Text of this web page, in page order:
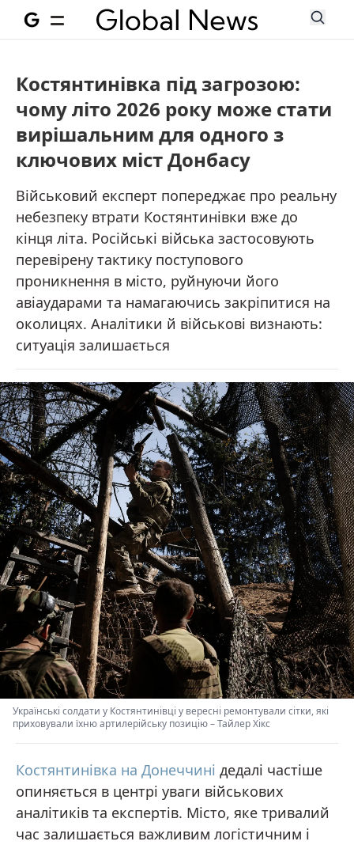
Костянтинівка під загрозою:
чому літо 2026 року може стати
вирішальним для одного з
ключових міст Донбасу
Військовий експерт попереджає про реальну
небезпеку втрати Костянтинівки вже до
кінця літа. Російські війська застосовують
перевірену тактику поступового
проникнення в місто, руйнуючи його
авіаударами та намагаючись закріпитися на
околицях. Аналітики й військові визнають:
ситуація залишається
Українські солдати у Костянтинівці у вересні ремонтували сітки, які
приховували їхню артилерійську позицію–Тайлер Хікс
Костянтинівка на Донеччині дедалі частіше
опиняється в центрі уваги військових
аналітиків та експертів. Місто, яке тривалий
час залишається важливим логістичним і